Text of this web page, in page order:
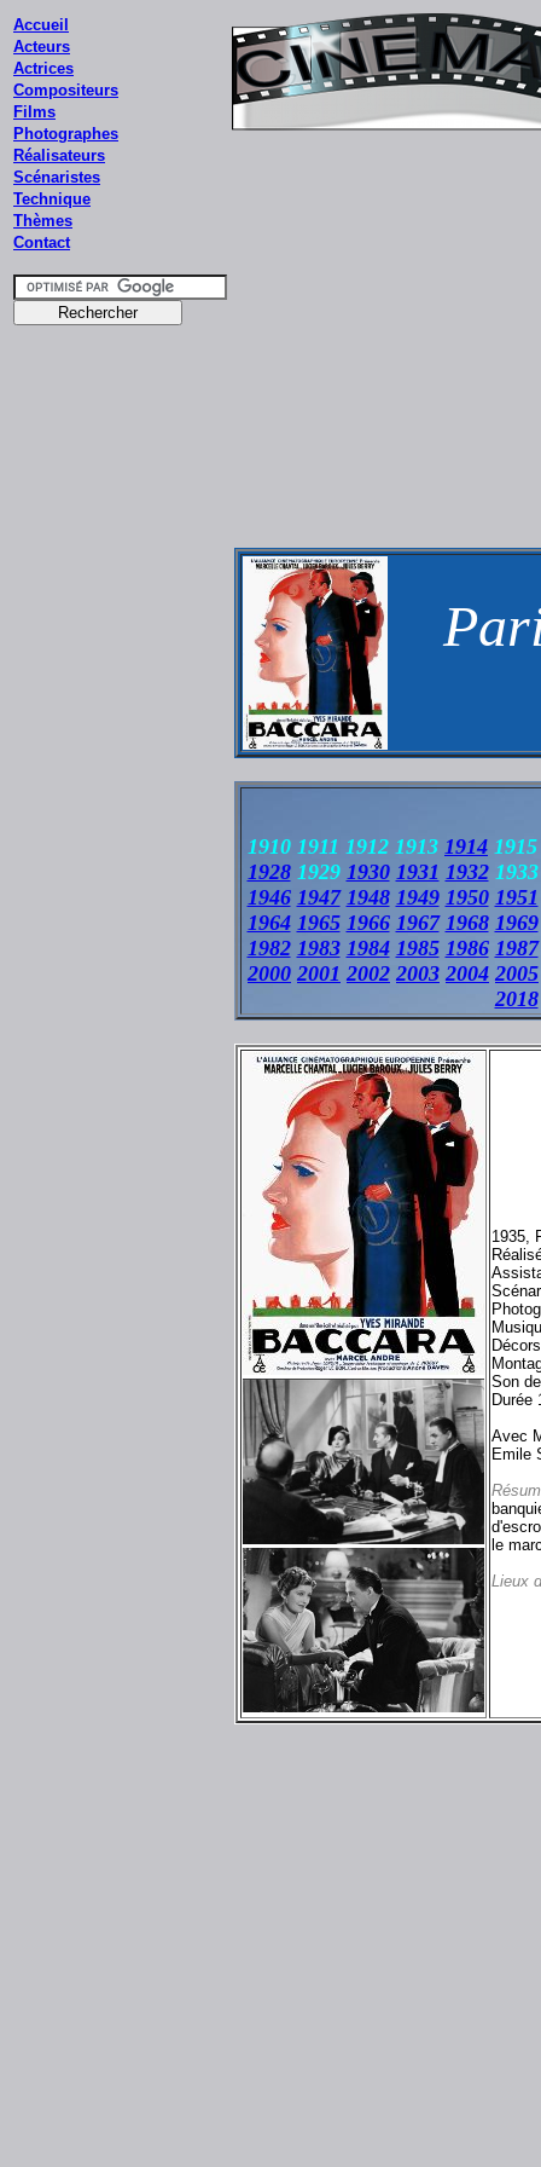
Accueil
Acteurs
Actrices
Compositeurs
Films
Photographes
Réalisateurs
Scénaristes
Technique
Thèmes
Contact
1910 1911 1912 1913 1914
19281929 1930 1931 1932
1946 1947 1948 1949 1950 1951
1964 1965 1966 1967 1968 1969
1982 1983 1984 1985 1986 1987
2000 2001 2002 2003 2004 2005
2018
1935,
Son
Durée
Avec
Emile
le
Lieux